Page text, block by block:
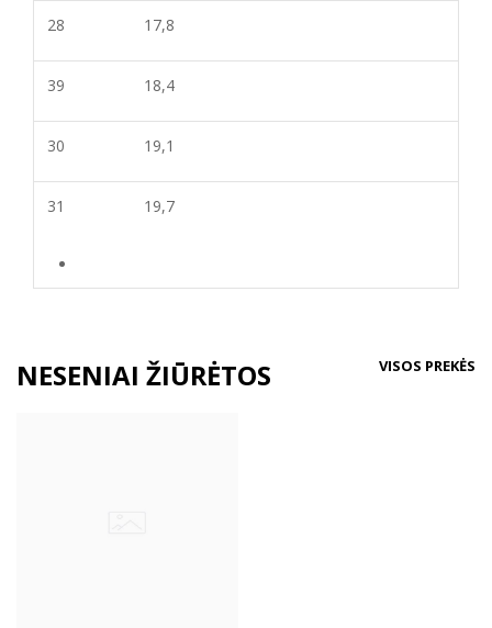
28 17,8
39 18,4
30 19,1
31 19,7
NESENIAI ŽIŪRĖTOS VISOS PREKĖS